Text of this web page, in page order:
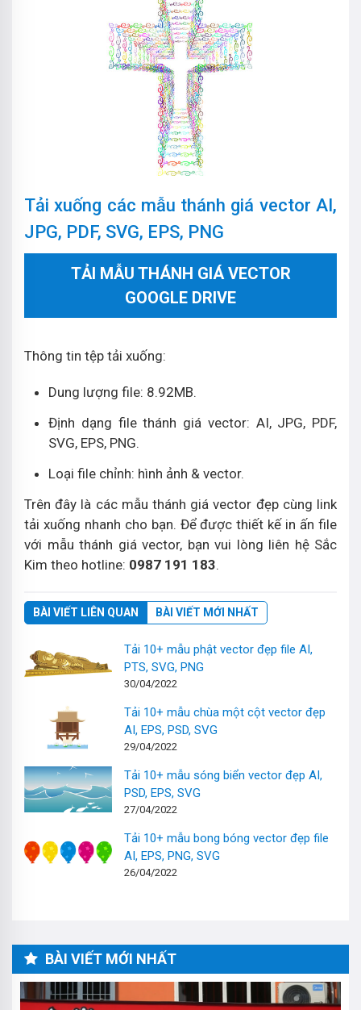
Tải xuống các mẫu thánh giá vector AI,
JPG, PDF, SVG, EPS, PNG
TẢI MẪU THÁNH GIÁ VECTOR
GOOGLE DRIVE
Thông tin tệp tải xuống:
Dung lượng file: 8.92MB.
Định dạng file thánh giá vector: AI, JPG, PDF,
SVG, EPS, PNG.
Loại file chỉnh: hình ảnh & vector.
Trên đây là các mẫu thánh giá vector đẹp cùng link
tải xuống nhanh cho bạn. Để được thiết kế in ấn file
với mẫu thánh giá vector, bạn vui lòng liên hệ Sắc
Kim theo hotline: 0987 191 183.
BÀI VIẾT LIÊN QUAN BÀI VIẾT MỚI NHẤT
Tải 10+ mẫu phật vector đẹp file AI,
PTS, SVG, PNG
30/04/2022
Tải 10+ mẫu chùa một cột vector đẹp
AI, EPS, PSD, SVG
29/04/2022
Tải 10+ mẫu sóng biển vector đẹp AI,
PSD, EPS, SVG
27/04/2022
Tải 10+ mẫu bong bóng vector đẹp file
AI, EPS, PNG, SVG
26/04/2022
BÀI VIẾT MỚI NHẤT